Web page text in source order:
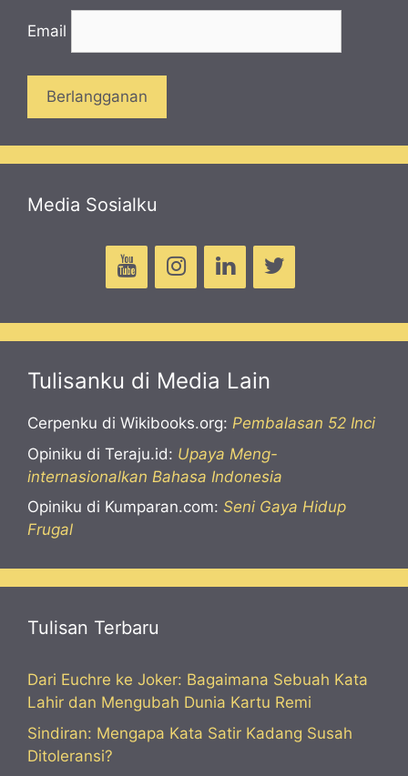
Email
Media Sosialku
Tulisanku di Media Lain
Cerpenku di Wikibooks.org: Pembalasan 52 Inci
Opiniku di Teraju.id: Upaya Meng-
internasionalkan Bahasa Indonesia
Opiniku di Kumparan.com: Seni Gaya Hidup
Frugal
Tulisan Terbaru
Dari Euchre ke Joker: Bagaimana Sebuah Kata
Lahir dan Mengubah Dunia Kartu Remi
Sindiran: Mengapa Kata Satir Kadang Susah
Ditoleransi?